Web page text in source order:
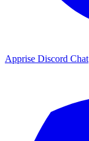
Apprise Discord Chat